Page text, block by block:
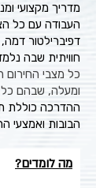
מדריך מקצועי
העבודה עם כל
דפיברילטור
חוויתית שבה
ומעלה, שבהם כל
ההדרכה כוללת
הבובות ואמצעי
מה לומדים?